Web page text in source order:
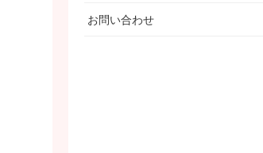
お問い合わせ